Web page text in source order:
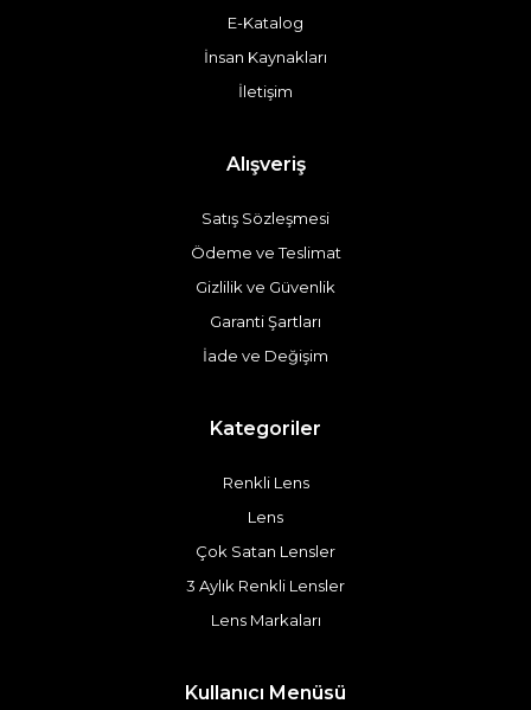
E-Katalog
İnsan Kaynakları
İletişim
Alışveriş
Satış Sözleşmesi
Ödeme ve Teslimat
Gizlilik ve Güvenlik
Garanti Şartları
İade ve Değişim
Kategoriler
Renkli Lens
Lens
Çok Satan Lensler
3 Aylık Renkli Lensler
Lens Markaları
Kullanıcı Menüsü